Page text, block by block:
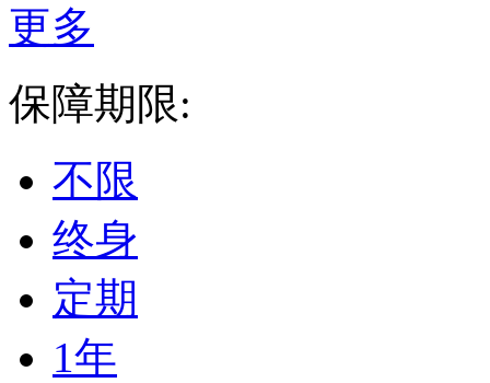
更多
保障期限:
不限
终身
定期
1年